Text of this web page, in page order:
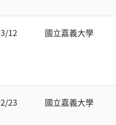
12 國立嘉義大學
23 國立嘉義大學